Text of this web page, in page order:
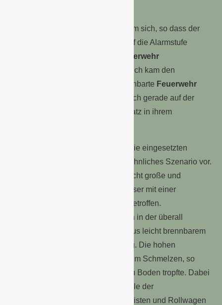
Die Flammen griffen sehr schnell um sich, so dass der
Feuerwehr-Einsatzleiter kurz darauf die Alarmstufe
Feuerwehr
anforderte. Zusätzlich kam den
Wiesmoorern auch noch die benachbarte Feuerwehr
zur Hilfe, welche sich gerade auf der
Rückfahrt von einem anderen Einsatz in ihrem
In dem Brandobjekt selbst fanden die eingesetzten
Atemschutztrupps ein eher ungewöhnliches Szenario vor.
Von dem Feuer waren insgesamt acht große und
zusammenhängende Gewächshäuser mit einer
Gesamtfläche von rund 10.000m² betroffen.
Hauptsächlich fanden die Flammen in der überall
verbauten Schattierungsfolie, die aus leicht brennbarem
Material bestand, reichlich Nahrung. Die hohen
Temperaturen brachten die Folie zum Schmelzen, so
dass sie anschließend brennend zu Boden tropfte. Dabei
entzündeten sich natürlich auch Teile der
Innenausstattung sowie Paletten, Kisten und Rollwagen